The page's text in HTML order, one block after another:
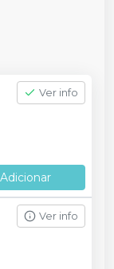
Ver info
Adicionar
Ver info